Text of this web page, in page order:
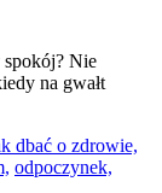
spokój? Nie
na gwałt
dbać o zdrowie,
odpoczynek,